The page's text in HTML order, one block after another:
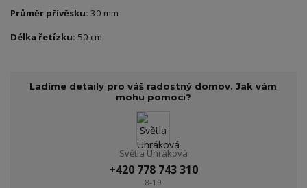
Průměr přívěsku: 30 mm
Délka řetízku: 50 cm
Ladíme detaily pro váš radostný domov. Jak vám
mohu pomoci?
Světla Uhráková
+420 778 743 310
8-19